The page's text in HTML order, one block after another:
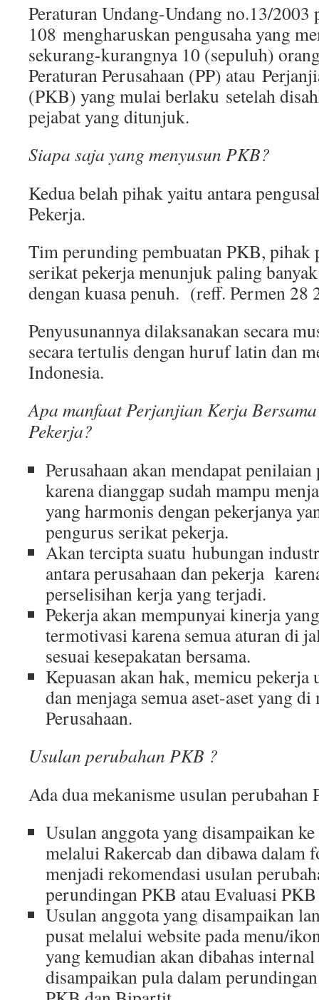
Peraturan Undang-Undang no.13/2003
108 mengharuskan pengusaha yang
sekurang-kurangnya 10 (sepuluh)
Peraturan Perusahaan (PP) atau
(PKB) yang mulai berlaku setelah
pejabat yang ditunjuk.
Siapa saja yang menyusun PKB?
Kedua belah pihak yaitu antara
Pekerja.
Tim perunding pembuatan PKB, pihak
serikat pekerja menunjuk paling
dengan kuasa penuh. (reff. Permen 28
Penyusunannya dilaksanakan secara
secara tertulis dengan huruf latin dan
Indonesia.
Apa manfaat Perjanjian Kerja
Pekerja?
Perusahaan akan mendapat
karena dianggap sudah mampu
yang harmonis dengan pekerjanya
pengurus serikat pekerja.
Akan tercipta suatu hubungan
antara perusahaan dan pekerja
perselisihan kerja yang terjadi.
Pekerja akan mempunyai kinerja
termotivasi karena semua aturan di
sesuai kesepakatan bersama.
Kepuasan akan hak, memicu
dan menjaga semua aset-aset yang
Perusahaan.
Usulan perubahan PKB ?
Ada dua mekanisme usulan perubahan
Usulan anggota yang disampaikan
melalui Rakercab dan dibawa dalam
menjadi rekomendasi usulan
perundingan PKB atau Evaluasi
Usulan anggota yang disampaikan
pusat melalui website pada menu/
yang kemudian akan dibahas
disampaikan pula dalam